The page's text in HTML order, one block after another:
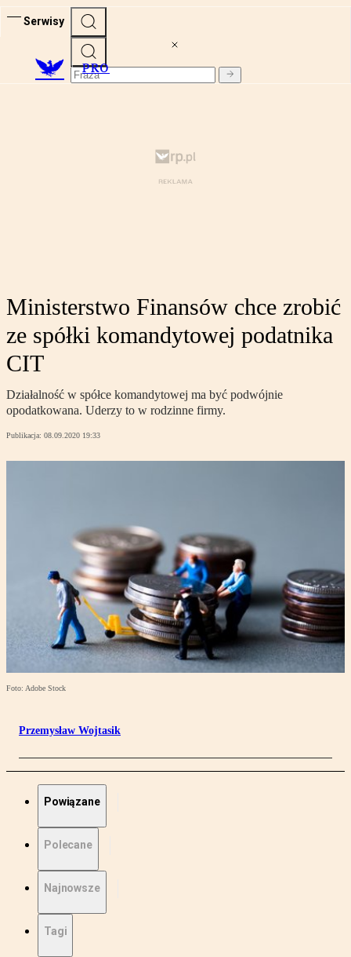
Serwisy
PRO
Ministerstwo Finansów chce zrobić
ze spółki komandytowej podatnika
CIT
Działalność w spółce komandytowej ma być podwójnie
opodatkowana. Uderzy to w rodzinne firmy.
Publikacja: 08.09.2020 19:33
Foto: Adobe Stock
Przemysław Wojtasik
Powiązane
Polecane
Najnowsze
Tagi